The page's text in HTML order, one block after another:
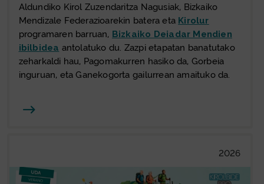
Aldundiko Kirol Zuzendaritza Nagusiak, Bizkaiko
Mendizale Federazioarekin batera eta Kirolur
programaren barruan, Bizkaiko Deiadar Mendien
ibilbidea antolatuko du. Zazpi etapatan banatutako
zeharkaldi hau, Pagomakurren hasiko da, Gorbeia
inguruan, eta Ganekogorta gailurrean amaituko da.
Joan
2026